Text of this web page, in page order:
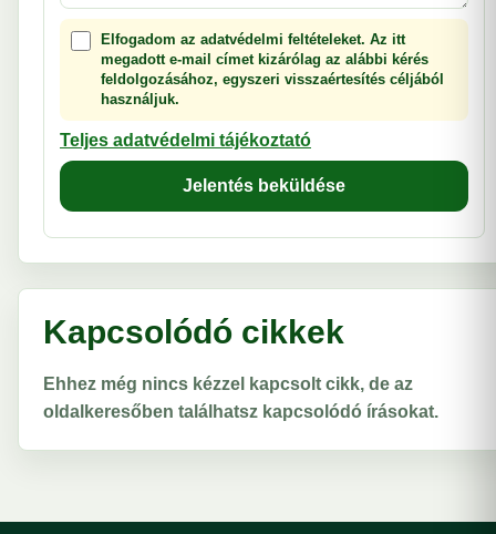
Elfogadom az adatvédelmi feltételeket. Az itt
megadott e-mail címet kizárólag az alábbi kérés
feldolgozásához, egyszeri visszaértesítés céljából
használjuk.
Teljes adatvédelmi tájékoztató
Jelentés beküldése
Kapcsolódó cikkek
Ehhez még nincs kézzel kapcsolt cikk, de az
oldalkeresőben találhatsz kapcsolódó írásokat.